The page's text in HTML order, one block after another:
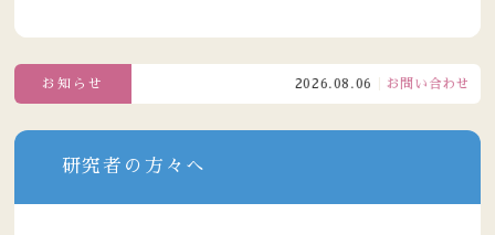
お知らせ 2026.08.06 お問い合わせ窓
研究者の方々へ